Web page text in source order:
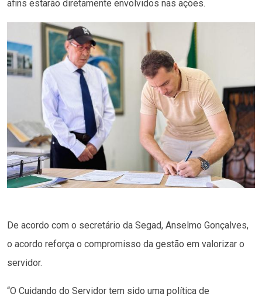
afins estarão diretamente envolvidos nas ações.
De acordo com o secretário da Segad, Anselmo Gonçalves,
o acordo reforça o compromisso da gestão em valorizar o
servidor.
“O Cuidando do Servidor tem sido uma política de